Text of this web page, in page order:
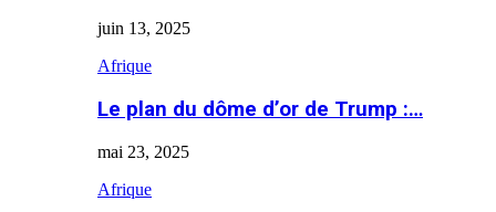
juin 13, 2025
Afrique
Le plan du dôme d’or de Trump :…
mai 23, 2025
Afrique